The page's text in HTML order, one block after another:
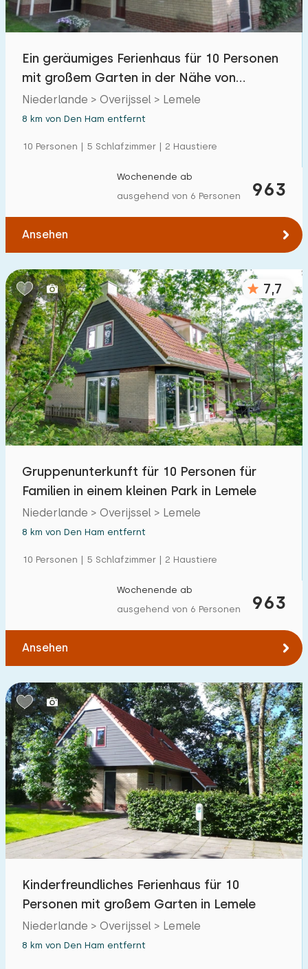
Im Ferienpark 5
Einfamilienhaus
Ferienbauernhof
Kinderfreundlich
Kindermöbel
Eingezäunter Garten 1
Spielgeräte im Garten 0
Hallenbad 0
Freibad 0
Kinderanimation 0
Kindereinrichtungen im Park 1
Zugänglichkeit
Rollstuhlgerecht
Hilfsmittel
Ein geräumiges Ferienhaus für 10 Personen
mit großem Garten in der Nähe von
Lemelerberg im
Niederlande > Overijssel > Lemele
8 km von Den Ham entfernt
10 Personen | 5 Schlafzimmer | 2 Haustiere
963
Wochenende ab
ausgehend von 6 Personen
Ansehen
7,7
Gruppenunterkunft für 10 Personen für
Familien in einem kleinen Park in Lemele
Niederlande > Overijssel > Lemele
8 km von Den Ham entfernt
10 Personen | 5 Schlafzimmer | 2 Haustiere
963
Wochenende ab
ausgehend von 6 Personen
Ansehen
Kinderfreundliches Ferienhaus für 10
Personen mit großem Garten in Lemele
Niederlande > Overijssel > Lemele
8 km von Den Ham entfernt